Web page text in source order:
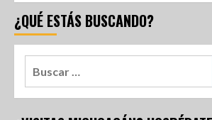
¿QUÉ ESTÁS BUSCANDO?